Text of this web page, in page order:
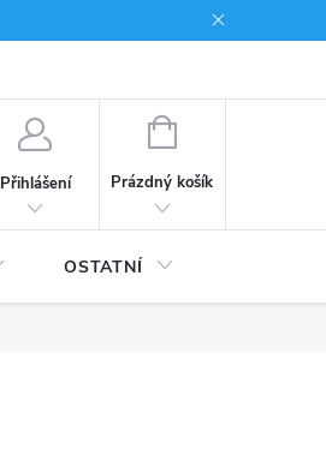
Přihlášení
NÁKUPNÍ
Prázdný košík
OSTATNÍ